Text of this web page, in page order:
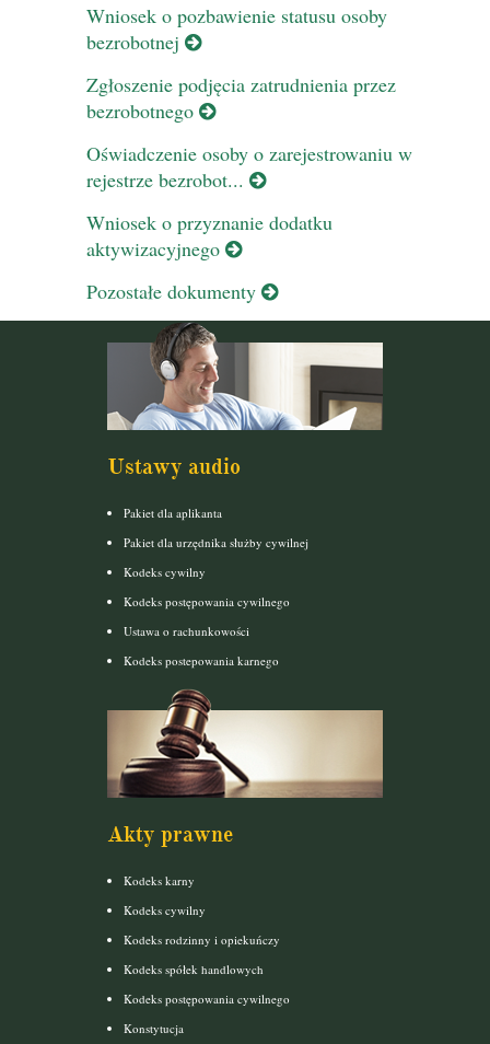
Wniosek o pozbawienie statusu osoby
bezrobotnej
Zgłoszenie podjęcia zatrudnienia przez
bezrobotnego
Oświadczenie osoby o zarejestrowaniu w
rejestrze bezrobot...
Wniosek o przyznanie dodatku
aktywizacyjnego
Pozostałe dokumenty
Ustawy audio
Pakiet dla aplikanta
Pakiet dla urzędnika służby cywilnej
Kodeks cywilny
Kodeks postępowania cywilnego
Ustawa o rachunkowości
Kodeks postepowania karnego
Akty prawne
Kodeks karny
Kodeks cywilny
Kodeks rodzinny i opiekuńczy
Kodeks spółek handlowych
Kodeks postępowania cywilnego
Konstytucja